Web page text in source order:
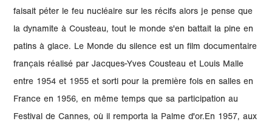
faisait péter le feu nucléaire sur les récifs alors je pense que
la dynamite à Cousteau, tout le monde s'en battait la pine en
patins à glace. Le Monde du silence est un film documentaire
français réalisé par Jacques-Yves Cousteau et Louis Malle
entre 1954 et 1955 et sorti pour la première fois en salles en
France en 1956, en même temps que sa participation au
Festival de Cannes, où il remporta la Palme d'or.En 1957, aux